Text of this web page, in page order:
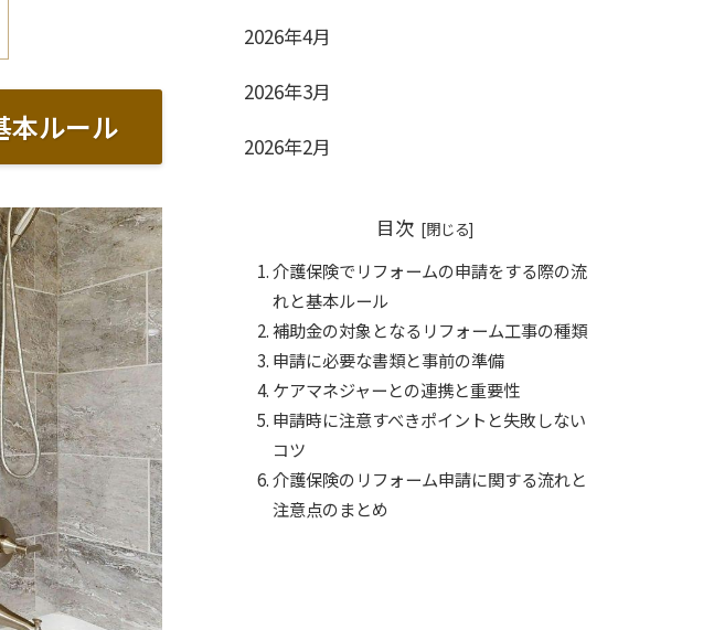
本ルール
2026年4月
2026年3月
2026年2月
目次
介護保険でリフォームの申請をする際の流
れと基本ルール
補助金の対象となるリフォーム工事の種類
申請に必要な書類と事前の準備
ケアマネジャーとの連携と重要性
申請時に注意すべきポイントと失敗しない
コツ
介護保険のリフォーム申請に関する流れと
注意点のまとめ